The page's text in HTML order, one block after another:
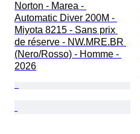
Norton - Marea -
Automatic Diver 200M -
Miyota 8215 - Sans prix
de réserve - NW.MRE.BR
(Nero/Rosso) - Homme -
2026